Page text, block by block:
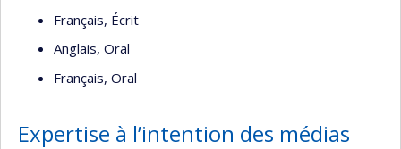
Français, Écrit
Anglais, Oral
Français, Oral
Expertise à l’intention des médias